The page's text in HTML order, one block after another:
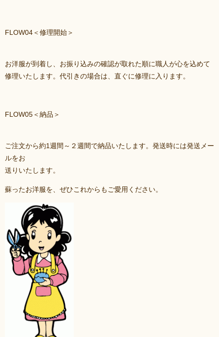
FLOW04＜修理開始＞
お洋服が到着し、お振り込みの確認が取れた順に職人が心を込めて
修理いたします。代引きの場合は、直ぐに修理に入ります。
FLOW05＜納品＞
ご注文から約1週間～２週間で納品いたします。発送時には発送メー
ルをお
送りいたします。
蘇ったお洋服を、ぜひこれからもご愛用ください。